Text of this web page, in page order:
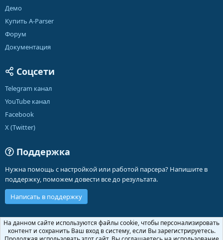
Демо
Купить A-Parser
Форум
Документация
Соцсети
Telegram канал
YouTube канал
Facebook
X (Twitter)
Поддержка
Нужна помощь с настройкой или работой парсера? Напишите в
поддержку, поможем довести все до результата.
Написать в поддержку
Russian (RU)
Обратная связь
Условия и правила
На данном сайте используются файлы cookie, чтобы персонализировать
контент и сохранить Ваш вход в систему, если Вы зарегистрируетесь.